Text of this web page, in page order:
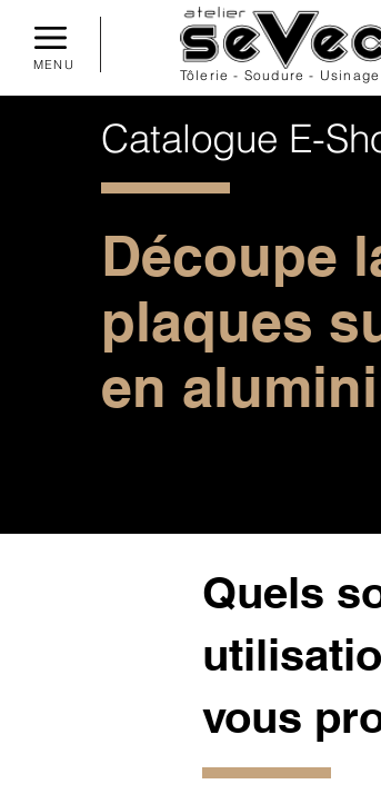
MENU
Tôlerie - Soudure - Usinage
Catalogue E-
Découpe
plaques
en
Quels
vous